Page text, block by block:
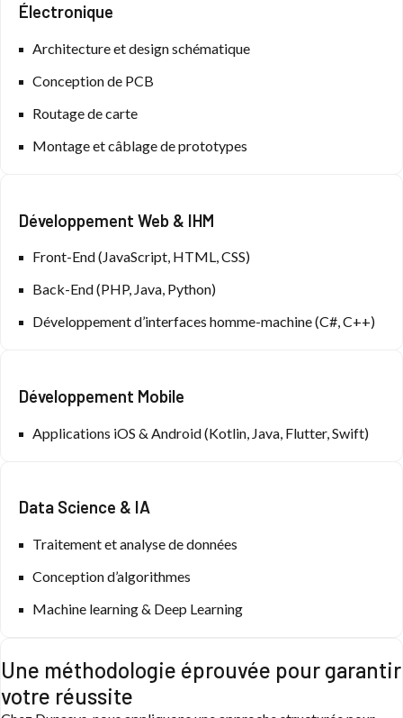
Électronique
Architecture et design schématique
Conception de PCB
Routage de carte
Montage et câblage de prototypes
Développement Web & IHM
Front-End (JavaScript, HTML, CSS)
Back-End (PHP, Java, Python)
Développement d’interfaces homme-machine (C#, C++)
Développement Mobile
Applications iOS & Android (Kotlin, Java, Flutter, Swift)
Data Science & IA
Traitement et analyse de données
Conception d’algorithmes
Machine learning & Deep Learning
Une méthodologie éprouvée pour garantir
votre réussite